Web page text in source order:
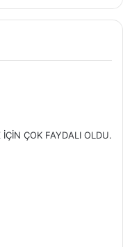
ÇOK FAYDALI OLDU.